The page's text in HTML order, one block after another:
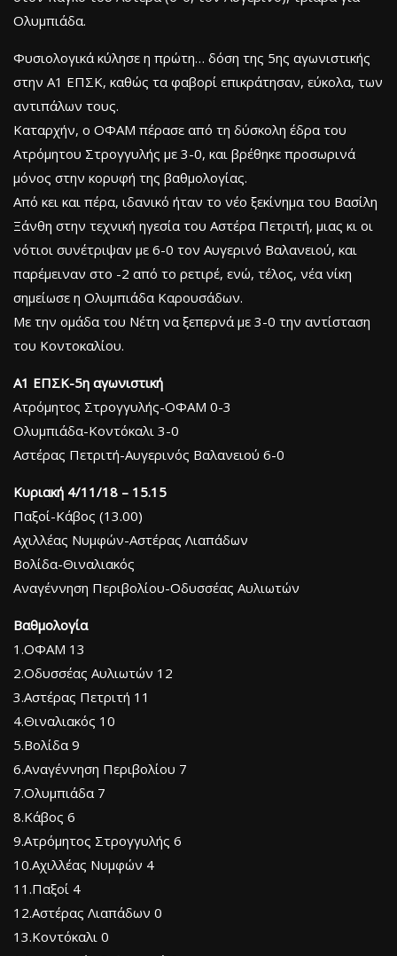
Ολυμπιάδα.
Φυσιολογικά κύλησε η πρώτη… δόση της 5ης αγωνιστικής
στην Α1 ΕΠΣΚ, καθώς τα φαβορί επικράτησαν, εύκολα, των
αντιπάλων τους.
Καταρχήν, ο ΟΦΑΜ πέρασε από τη δύσκολη έδρα του
Ατρόμητου Στρογγυλής με 3-0, και βρέθηκε προσωρινά
μόνος στην κορυφή της βαθμολογίας.
Από κει και πέρα, ιδανικό ήταν το νέο ξεκίνημα του Βασίλη
Ξάνθη στην τεχνική ηγεσία του Αστέρα Πετριτή, μιας κι οι
νότιοι συνέτριψαν με 6-0 τον Αυγερινό Βαλανειού, και
παρέμειναν στο -2 από το ρετιρέ, ενώ, τέλος, νέα νίκη
σημείωσε η Ολυμπιάδα Καρουσάδων.
Με την ομάδα του Νέτη να ξεπερνά με 3-0 την αντίσταση
του Κοντοκαλίου.
Α1 ΕΠΣΚ-5η αγωνιστική
Ατρόμητος Στρογγυλής-ΟΦΑΜ 0-3
Ολυμπιάδα-Κοντόκαλι 3-0
Αστέρας Πετριτή-Αυγερινός Βαλανειού 6-0
Κυριακή 4/11/18 – 15.15
Παξοί-Κάβος (13.00)
Αχιλλέας Νυμφών-Αστέρας Λιαπάδων
Βολίδα-Θιναλιακός
Αναγέννηση Περιβολίου-Οδυσσέας Αυλιωτών
Βαθμολογία
1.ΟΦΑΜ 13
2.Οδυσσέας Αυλιωτών 12
3.Αστέρας Πετριτή 11
4.Θιναλιακός 10
5.Βολίδα 9
6.Αναγέννηση Περιβολίου 7
7.Ολυμπιάδα 7
8.Κάβος 6
9.Ατρόμητος Στρογγυλής 6
10.Αχιλλέας Νυμφών 4
11.Παξοί 4
12.Αστέρας Λιαπάδων 0
13.Κοντόκαλι 0